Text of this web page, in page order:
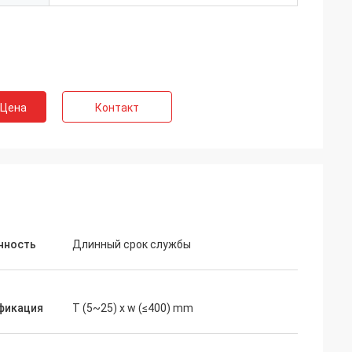
Контакт
Длинный срок службы
T (5~25) x w (≤400) mm